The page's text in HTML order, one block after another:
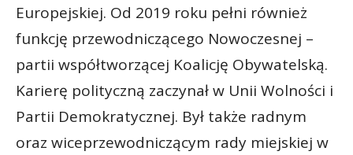
Europejskiej. Od 2019 roku pełni również
funkcję przewodniczącego Nowoczesnej –
partii współtworzącej Koalicję Obywatelską.
Karierę polityczną zaczynał w Unii Wolności i
Partii Demokratycznej. Był także radnym
oraz wiceprzewodniczącym rady miejskiej w